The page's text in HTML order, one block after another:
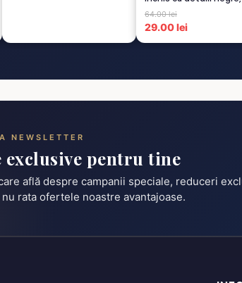
pu...
64.00 lei
29.00 lei
NEWSLETTER
exclusive pentru tine
află despre campanii speciale, reduceri
rata ofertele noastre avantajoase.